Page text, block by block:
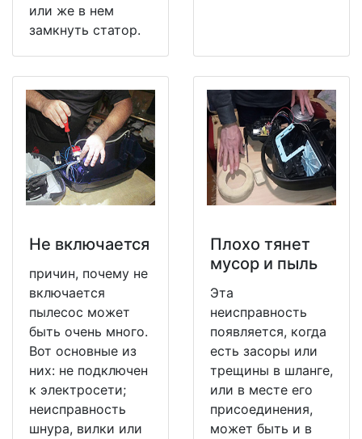
или же в нем
замкнуть статор.
Не включается
причин, почему не
включается
пылесос может
быть очень много.
Вот основные из
них: не подключен
к электросети;
неисправность
шнура, вилки или
Плохо тянет
мусор и пыль
Эта
неисправность
появляется, когда
есть засоры или
трещины в шланге,
или в месте его
присоединения,
может быть и в